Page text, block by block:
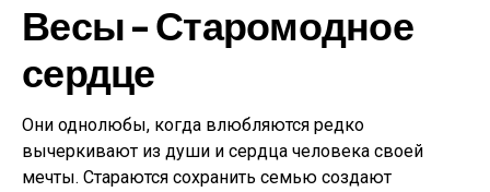
Весы – Старомодное
сердце
Они однолюбы, когда влюбляются редко
вычеркивают из души и сердца человека своей
мечты. Стараются сохранить семью создают